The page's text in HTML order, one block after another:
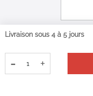
Livraison sous 4 à 5 jours
- +